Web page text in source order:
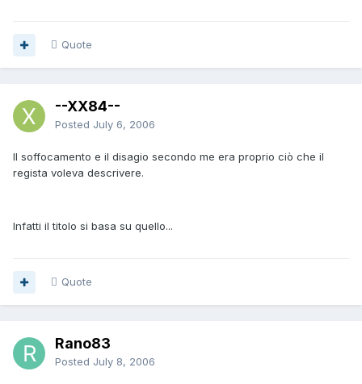
Quote
--XX84--
Posted July 6, 2006
Il soffocamento e il disagio secondo me era proprio ciò che il
regista voleva descrivere.
Infatti il titolo si basa su quello...
Quote
Rano83
Posted July 8, 2006